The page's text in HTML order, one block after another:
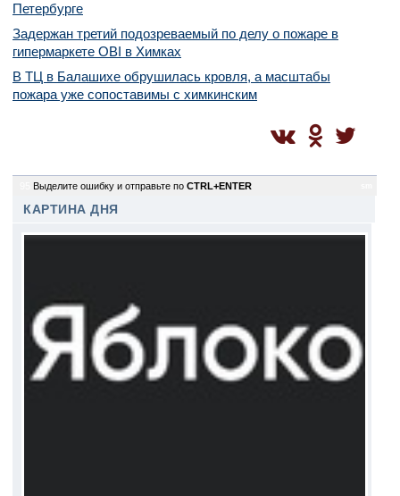
Петербурге
Задержан третий подозреваемый по делу о пожаре в
гипермаркете OBI в Химках
В ТЦ в Балашихе обрушилась кровля, а масштабы
пожара уже сопоставимы с химкинским
Выделите ошибку и отправьте по CTRL+ENTER
КАРТИНА ДНЯ